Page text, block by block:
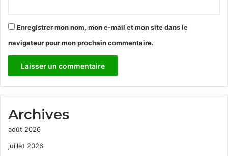
Enregistrer mon nom, mon e-mail et mon site dans le
navigateur pour mon prochain commentaire.
Archives
août 2026
juillet 2026